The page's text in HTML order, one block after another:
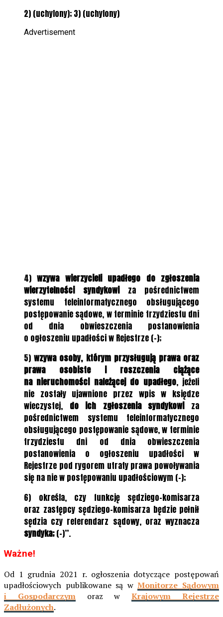
2) (uchylony); 3) (uchylony)
Advertisement
4)wzywa wierzycieli upadłego do zgłoszenia
wierzytelności syndykowiza pośrednictwem
systemu teleinformatycznego obsługującego
postępowanie sądowe, w terminie trzydziestu dni
od dnia obwieszczenia postanowienia
o ogłoszeniu upadłości w Rejestrze (-);
5)wzywa osoby, którym przysługują prawa oraz
prawa osobiste i roszczenia ciążące
na nieruchomości należącej do upadłego, jeżeli
nie zostały ujawnione przez wpis w księdze
wieczystej, do ich zgłoszenia syndykowiza
pośrednictwem systemu teleinformatycznego
obsługującego postępowanie sądowe, w terminie
trzydziestu dni od dnia obwieszczenia
postanowienia o ogłoszeniu upadłości w
Rejestrze pod rygorem utraty prawa powoływania
się na nie w postępowaniu upadłościowym (-);
6) określa, czy funkcję sędziego-komisarza
oraz zastępcy sędziego-komisarza będzie pełnił
sędzia czy referendarz sądowy, oraz wyznacza
syndyka;(-)”.
Ważne!
Od 1 grudnia 2021 r. ogłoszenia dotyczące postępowań
upadłościowych publikowane są wMonitorze Sądowym
i Gospodarczymoraz wKrajowym Rejestrze
Zadłużonych.